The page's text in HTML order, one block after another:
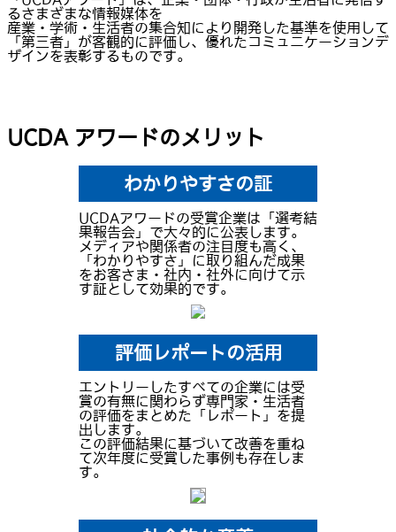
るさまざまな情報媒体を
産業・学術・生活者の集合知により開発した基準を使用して
「第三者」が客観的に評価し、優れたコミュニケーションデ
ザインを表彰するものです。
UCDA アワードのメリット
わかりやすさの証
UCDAアワードの受賞企業は「選考結
果報告会」で大々的に公表します。
メディアや関係者の注目度も高く、
「わかりやすさ」に取り組んだ成果
をお客さま・社内・社外に向けて示
す証として効果的です。
評価レポートの活用
エントリーしたすべての企業には受
賞の有無に関わらず専門家・生活者
の評価をまとめた「レポート」を提
出します。
この評価結果に基づいて改善を重ね
て次年度に受賞した事例も存在しま
す。